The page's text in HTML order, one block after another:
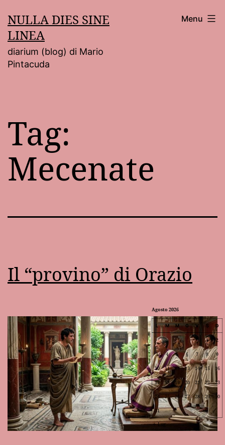
al
contenuto
NULLA DIES SINE
LINEA
diarium (blog) di Mario
Pintacuda
Menu
Tag:
Mecenate
Il “provino” di Orazio
Agosto 2026
L M M G V S D
1 2
3 4 5 6 7 8 9
10 11 12 13 14 15 16
17 18 19 20 21 22 23
24 25 26 27 28 29 30
31
Lug